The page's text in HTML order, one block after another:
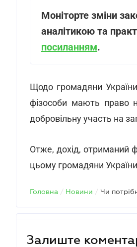
Моніторте зміни
аналітикою та
посиланням.
Щодо громадяни
фізособи мають право
добровільну участь на
Отже, дохід, отриманий
цьому громадяни
Головна / Новини /
Залиште